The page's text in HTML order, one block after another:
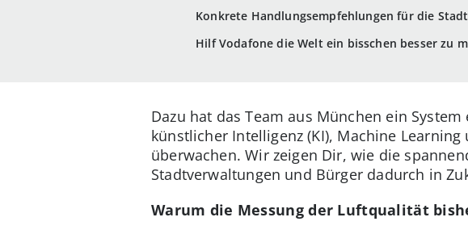
Konkrete Handlungsempfehlungen für die Stadt
Hilf Vodafone die Welt ein bisschen besser zu
Dazu hat das Team aus München ein
künstlicher Intelligenz (KI), Machine
überwachen. Wir zeigen Dir, wie die
Stadtverwaltungen und Bürger dadurch in
Warum die Messung der Luftqualität